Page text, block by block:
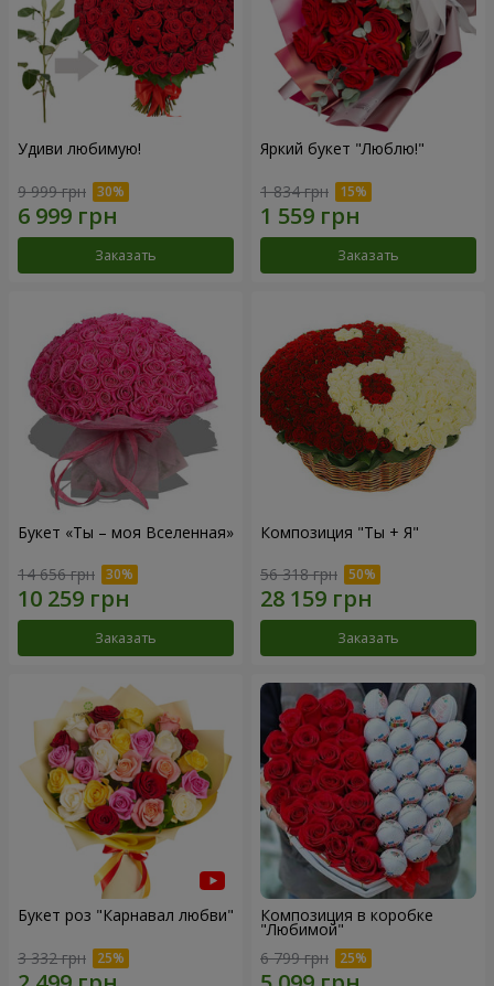
Удиви любимую!
9 999 грн
Заказать
Яркий букет "Люблю!"
1 834 грн
Заказать
Букет «Ты – моя Вселенная»
14 656 грн
Заказать
Композиция "Ты + Я"
56 318 грн
Заказать
Букет роз "Карнавал любви"
3 332 грн
Композиция в коробке
"Любимой"
6 799 грн